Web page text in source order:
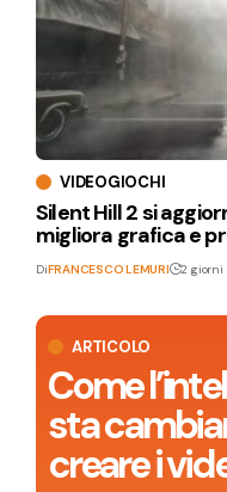
ARTICOLO
Come
sta
creare i
VIDEOGIOCHI
Silent Hill 2 si
migliora grafica e
DiFRANCESCO LEMURI 2 giorni